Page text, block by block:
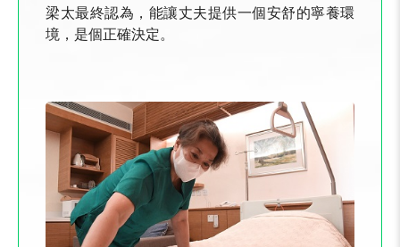
梁太最終認為，能讓丈夫提供一個安舒的寧養環
境，是個正確決定。